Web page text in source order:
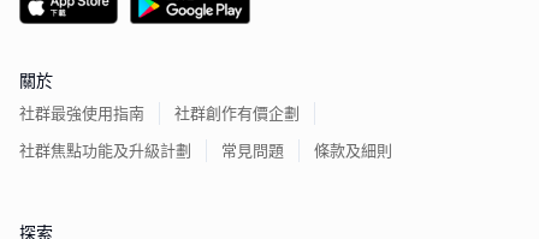
關於
社群最強使用指南
社群創作有價企劃
社群焦點功能及升級計劃
常見問題 條款及細則
探索